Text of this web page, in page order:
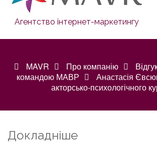
Агентство інтернет-маркетингу
MAVR Про компанію
командою МАВР
Анастасія
акторсько-психологічного
Докладніше